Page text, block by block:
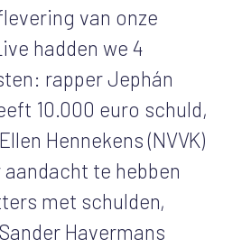
van onze
hadden we 4
rapper Jephán
10.000 euro schuld,
Hennekens (NVVK)
te hebben
met schulden,
Havermans